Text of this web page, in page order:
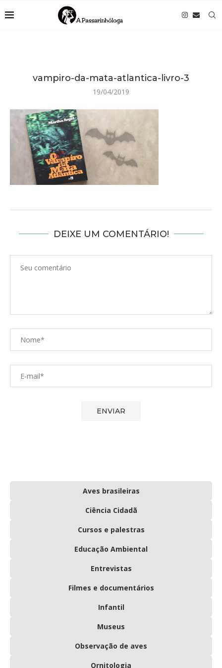
vampiro-da-mata-atlantica-livro-3
19/04/2019
DEIXE UM COMENTÁRIO!
Aves brasileiras
Ciência Cidadã
Cursos e palestras
Educação Ambiental
Entrevistas
Filmes e documentários
Infantil
Museus
Observação de aves
Ornitologia